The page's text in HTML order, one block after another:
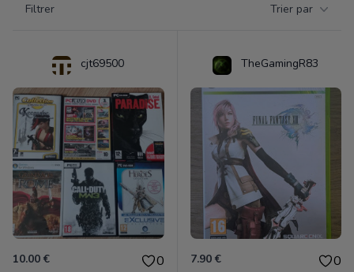
Filtrer Trier par
cjt69500
10.00 € 0
TheGamingR83
7.90 € 0